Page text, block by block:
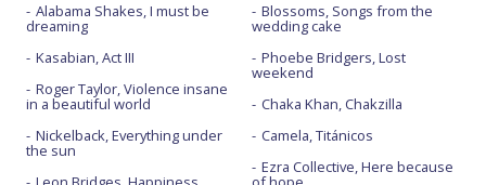
Alabama Shakes, I must be
dreaming
Kasabian, Act III
Roger Taylor, Violence insane
in a beautiful world
Nickelback, Everything under
the sun
Blossoms, Songs from the
wedding cake
Phoebe Bridgers, Lost
weekend
Chaka Khan, Chakzilla
Camela, Titánicos
Ezra Collective, Here because